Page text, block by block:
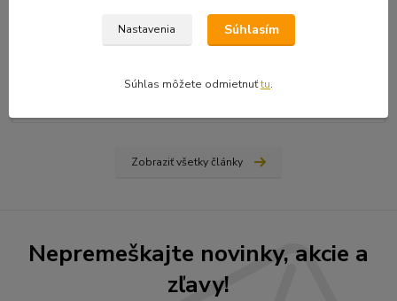
Ako nájsť vydavateľa, či vydať vlastnú knihu? Rady a tipy
vydavateľa (ale aj to má svoju technológiu), alebo si prvotinu
Zobraziť všetky články
Nepremeškajte novinky, akcie a
zľavy!
Nastavenia Súhlasím
Súhlas môžete odmietnuťtu.